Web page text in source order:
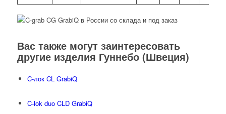
Вас также могут заинтересовать
другие изделия Гуннебо (Швеция)
C-лок CL GrabiQ
C-lok duo CLD GrabiQ